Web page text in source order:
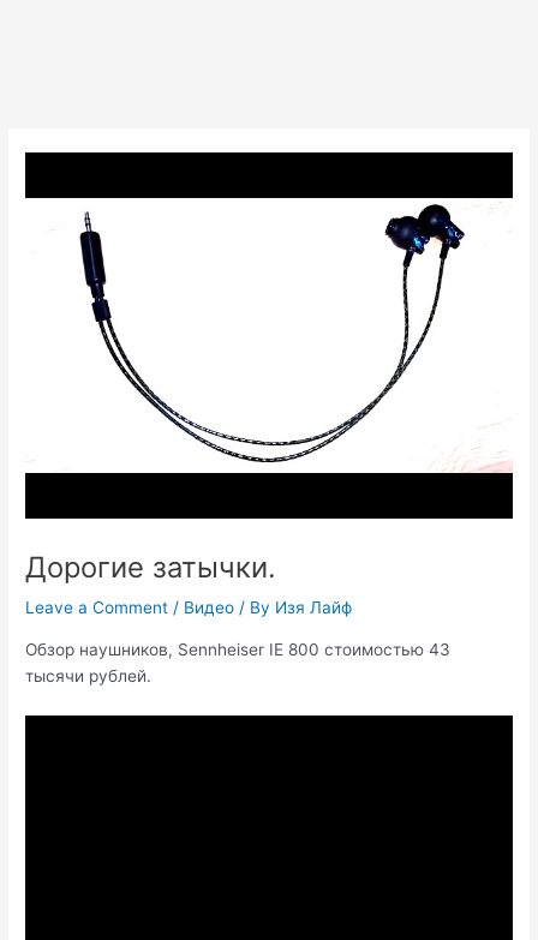
Дорогие затычки.
Leave a Comment / Видео / By Изя Лайф
Обзор наушников, Sennheiser IE 800 стоимостью 43
тысячи рублей.